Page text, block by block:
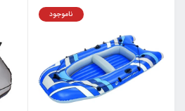
ناموجود